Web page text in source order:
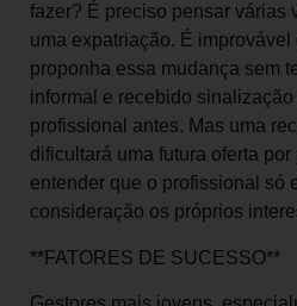
fazer? É preciso pensar várias
uma expatriação. É improvável
proponha essa mudança sem
informal e recebido
profissional antes. Mas uma
dificultará uma futura oferta
entender que o profissional só
consideração os próprios
**FATORES DE SUCESSO**